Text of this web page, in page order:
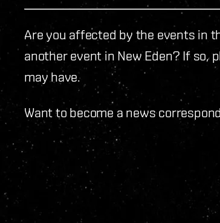
Are you affected by the events in
another event in New Eden? If so,
may have.
Want to become a news